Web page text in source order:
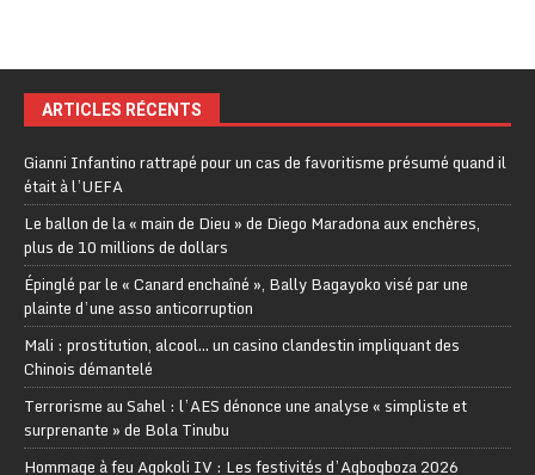
ARTICLES RÉCENTS
Gianni Infantino rattrapé pour un cas de favoritisme présumé quand il
était à l’UEFA
Le ballon de la « main de Dieu » de Diego Maradona aux enchères,
plus de 10 millions de dollars
Épinglé par le « Canard enchaîné », Bally Bagayoko visé par une
plainte d’une asso anticorruption
Mali : prostitution, alcool… un casino clandestin impliquant des
Chinois démantelé
Terrorisme au Sahel : l’AES dénonce une analyse « simpliste et
surprenante » de Bola Tinubu
Hommage à feu Agokoli IV : Les festivités d’Agbogboza 2026